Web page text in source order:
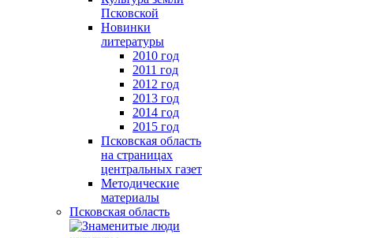
Псковской
Новинки
литературы
2010 год
2011 год
2012 год
2013 год
2014 год
2015 год
Псковская область
на страницах
центральных газет
Методические
материалы
Псковская область